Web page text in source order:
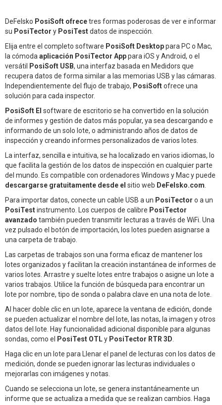
DeFelsko PosiSoft ofrecetres formas poderosas de ver e informar
su PosiTector y PosiTestdatos de inspección.
Elija entre el completo software PosiSoft Desktoppara PC o Mac,
la cómoda aplicación PosiTector Apppara iOS y Android, o el
versátil PosiSoft USB, una interfaz basada en Medidors que
recupera datos de forma similar a las memorias USB y las cámaras.
Independientemente del flujo de trabajo, PosiSoftofrece una
solución para cada inspector.
PosiSoft El software de escritorio se ha convertido en la solución
de informes y gestión de datos más popular, ya sea descargando e
informando de un solo lote, o administrando años de datos de
inspección y creando informes personalizados de varios lotes.
La interfaz, sencilla e intuitiva, se ha localizado en varios idiomas, lo
que facilita la gestión de los datos de inspección en cualquier parte
del mundo. Es compatible con ordenadores Windows y Mac y puede
descargarse gratuitamente desde el sitio web DeFelsko.com
Para importar datos, conecte un cable USB a un PosiTector o a un
PosiTestinstrumento. Los cuerpos de calibre PosiTector
avanzado también pueden transmitir lecturas a través de WiFi. Una
vez pulsado el botón de importación, los lotes pueden asignarse a
una carpeta de trabajo.
Las carpetas de trabajos son una forma eficaz de mantener los
lotes organizados y facilitan la creación instantánea de informes de
varios lotes. Arrastre y suelte lotes entre trabajos o asigne un lote a
varios trabajos. Utilice la función de búsqueda para encontrar un
lote por nombre, tipo de sonda o palabra clave en una nota de lote.
Al hacer doble clic en un lote, aparece la ventana de edición, donde
se pueden actualizar el nombre del lote, las notas, la imagen y otros
datos del lote. Hay funcionalidad adicional disponible para algunas
sondas, como el PosiTest OTLy PosiTector RTR 3D
Haga clic en un lote para Llenar el panel de lecturas con los datos de
medición, donde se pueden ignorar las lecturas individuales o
mejorarlas con imágenes y notas.
Cuando se selecciona un lote, se genera instantáneamente un
informe que se actualiza a medida que se realizan cambios. Haga